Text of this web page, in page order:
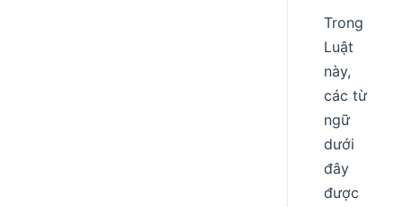
Trong
Luật
này,
các từ
ngữ
dưới
đây
được